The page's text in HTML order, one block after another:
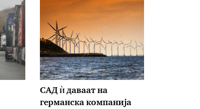
САД ѝ даваат на
германска компанија